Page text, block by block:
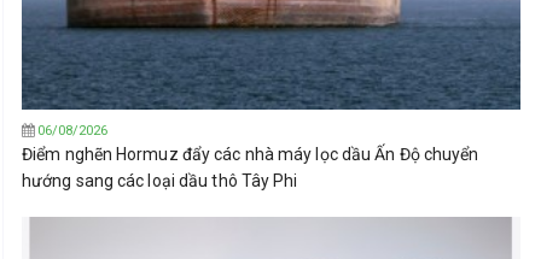
06/08/2026
Điểm nghẽn Hormuz đẩy các nhà máy lọc dầu Ấn Độ chuyển
hướng sang các loại dầu thô Tây Phi